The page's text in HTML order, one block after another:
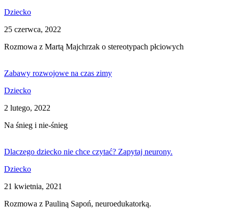
Dziecko
25 czerwca, 2022
Rozmowa z Martą Majchrzak o stereotypach płciowych
Zabawy rozwojowe na czas zimy
Dziecko
2 lutego, 2022
Na śnieg i nie-śnieg
Dlaczego dziecko nie chce czytać? Zapytaj neurony.
Dziecko
21 kwietnia, 2021
Rozmowa z Pauliną Sapoń, neuroedukatorką.